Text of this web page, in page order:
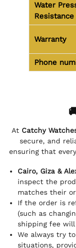
Water
Resistance
Warranty
Phone
At Catchy
secure, and
ensuring that
Cairo, Giza &
inspect the
matches their
If the order is
(such as
shipping fee will
We always try
situations,